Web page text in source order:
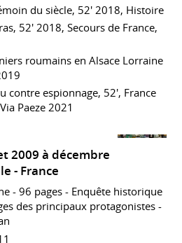
du siècle, 52' 2018, Histoire
52' 2018, Secours de France,
roumains en Alsace Lorraine
contre espionnage, 52', France
Paeze 2021
2009 à décembre
France
- 96 pages - Enquête historique
des principaux protagonistes -